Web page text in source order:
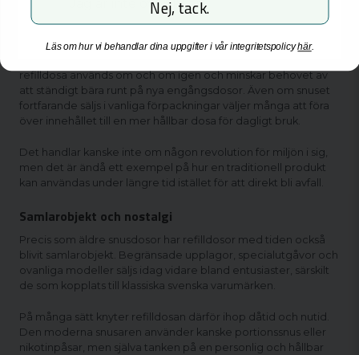
den personliga stilen snarare än bara en behållare för snus.
refilldosa används om och om igen och minskar behovet av
att ständigt bära runt på nya engångsdosor. Även om snuset
fortfarande säljs i vanliga förpackningar väljer många att föra
över innehållet till en mer hållbar dosa för dagligt bruk.
Det handlar kanske inte om någon revolution för miljön i sig,
men det är ändå ett exempel på hur en traditionell produkt
kan användas under längre tid istället för att direkt bli avfall.
Samlarobjekt och nostalgi
Precis som äldre snusdosor har refilldosor med tiden också
blivit samlarobjekt. Begränsade upplagor, specialutgåvor och
ovanliga modeller säljs idag vidare bland entusiaster, särskilt
de som kopplats till klassiska svenska varumärken.
På många sätt knyter refilldosan därför ihop dåtid och nutid.
Den moderna snusaren använder kanske portionssnus eller
nikotinpåsar , men själva tanken på en personlig och hållbar
Jag är inte över 18 år
Nej, tack.
Läs om hur vi behandlar dina uppgifter i vår integritetspolicyhär.